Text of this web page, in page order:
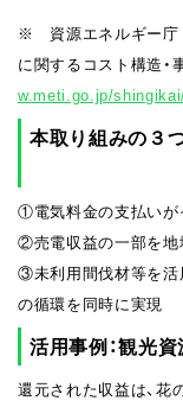
※ 資源エネルギー庁
に関するコスト構造・
w.meti.go.jp/
本取り組
①電気料金の支払いが
②売電収益の一部を地
③未利用間伐材等を活
の循環を同時に実現
活用事例：観光
還元された収益は、花